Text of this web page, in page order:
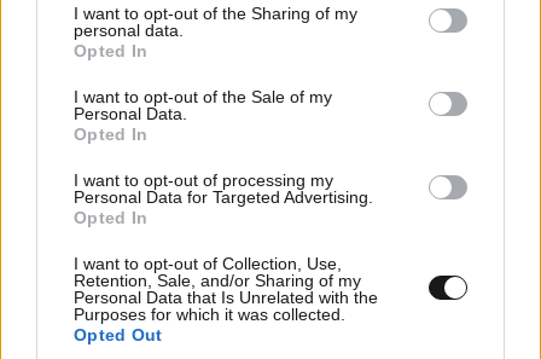
not limited to your visit or usage behaviour. You may click to
grant or deny consent to Google and its third-party tags to
use your data for below specified purposes in below Google
consent section.
I want to opt-out of the Sharing of my
personal data.
Opted In
I want to opt-out of the Sale of my
Personal Data.
Opted In
I want to opt-out of processing my
Personal Data for Targeted Advertising.
Opted In
I want to opt-out of Collection, Use,
Retention, Sale, and/or Sharing of my
Personal Data that Is Unrelated with the
Purposes for which it was collected.
Opted Out
LIFESTYLE
Εριέττα Κούρκουλου – Τα 33α γενέθλια και τα
φιλιά με τον Βύρωνα Βασιλειάδη: «Καμία στιγμή